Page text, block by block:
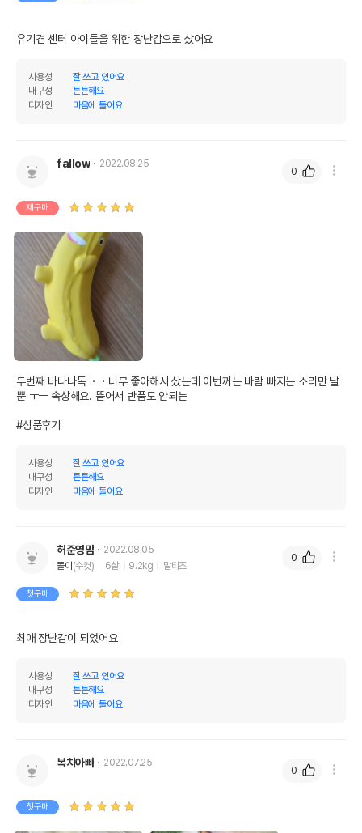
상품 필수 정보
품명 및 모델명 칼리 바나나독
받았음을 확인할수 있는
제조국 또는 원산지
AS책임자와 전화번호
또는 소비자상담 관련
어바웃펫//1644-9601
유기견 센터 아이들을 위한 장난감으로 샀어요
사용성
잘 쓰고 있어요
내구성
튼튼해요
디자인
마음에 들어요
fallow 2022.08.25
재구매
두번째 바나나독 ㆍㆍ너무 좋아해서 샀는데 이번꺼는 바람 빠지는 소리만 날
뿐 ㅜㅡ 속상해요. 뜯어서 반품도 안되는
#상품후기
사용성
잘 쓰고 있어요
내구성
튼튼해요
디자인
마음에 들어요
0
허준영맘
2022.08.05
똘이(수컷) 6살 9.2kg 말티즈
첫구매
최애 장난감이 되었어요
사용성
잘 쓰고 있어요
내구성
튼튼해요
디자인
마음에 들어요
0
복치아빠 2022.07.25
첫구매
0